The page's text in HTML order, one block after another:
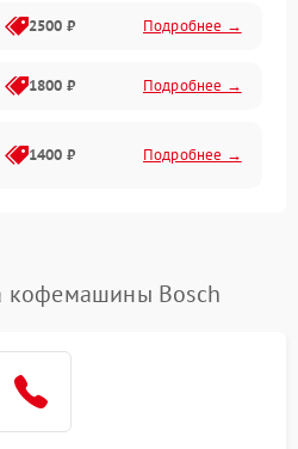
2500 ₽ Подробнее →
1800 ₽ Подробнее →
1400 ₽ Подробнее →
1500 ₽ Подробнее →
кофемашины Bosch